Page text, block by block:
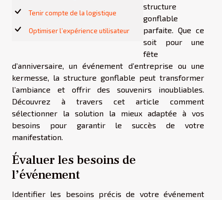
Tenir compte de la logistique
Optimiser l’expérience utilisateur
structure
gonflable
parfaite. Que ce
soit pour une
fête
d’anniversaire, un événement d’entreprise ou une
kermesse, la structure gonflable peut transformer
l’ambiance et offrir des souvenirs inoubliables.
Découvrez à travers cet article comment
sélectionner la solution la mieux adaptée à vos
besoins pour garantir le succès de votre
manifestation.
Évaluer les besoins de
l’événement
Identifier les besoins précis de votre événement